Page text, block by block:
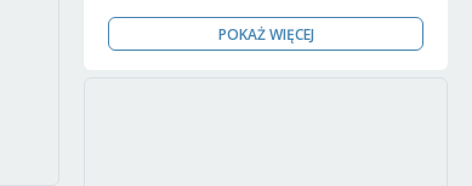
POKAŻ WIĘCEJ